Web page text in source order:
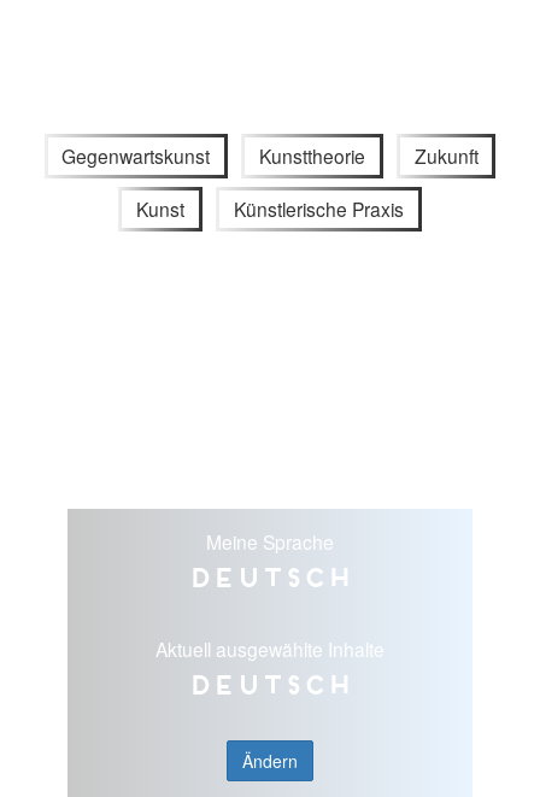
Gegenwartskunst Kunsttheorie Zukunft
Kunst Künstlerische Praxis
Meine Sprache
Deutsch
Aktuell ausgewählte Inhalte
Deutsch
Ändern